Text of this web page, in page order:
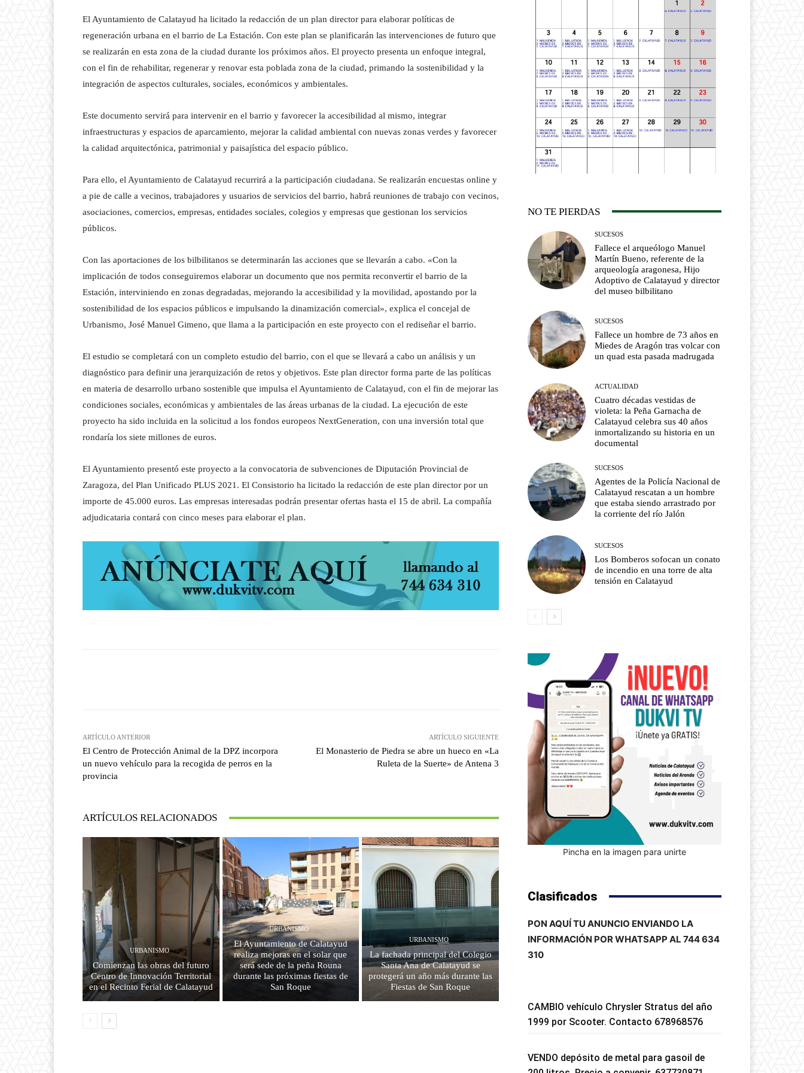
El Ayuntamiento de Calatayud ha licitado la redacción de un plan director para elaborar políticas de
regeneración urbana en el barrio de La Estación. Con este plan se planificarán las intervenciones de futuro que
se realizarán en esta zona de la ciudad durante los próximos años. El proyecto presenta un enfoque integral,
con el fin de rehabilitar, regenerar y renovar esta poblada zona de la ciudad, primando la sostenibilidad y la
integración de aspectos culturales, sociales, económicos y ambientales.
Este documento servirá para intervenir en el barrio y favorecer la accesibilidad al mismo, integrar
infraestructuras y espacios de aparcamiento, mejorar la calidad ambiental con nuevas zonas verdes y favorecer
la calidad arquitectónica, patrimonial y paisajística del espacio público.
Para ello, el Ayuntamiento de Calatayud recurrirá a la participación ciudadana. Se realizarán encuestas online y
a pie de calle a vecinos, trabajadores y usuarios de servicios del barrio, habrá reuniones de trabajo con vecinos,
asociaciones, comercios, empresas, entidades sociales, colegios y empresas que gestionan los servicios
públicos.
Con las aportaciones de los bilbilitanos se determinarán las acciones que se llevarán a cabo. «Con la
implicación de todos conseguiremos elaborar un documento que nos permita reconvertir el barrio de la
Estación, interviniendo en zonas degradadas, mejorando la accesibilidad y la movilidad, apostando por la
sostenibilidad de los espacios públicos e impulsando la dinamización comercial», explica el concejal de
Urbanismo, José Manuel Gimeno, que llama a la participación en este proyecto con el rediseñar el barrio.
El estudio se completará con un completo estudio del barrio, con el que se llevará a cabo un análisis y un
diagnóstico para definir una jerarquización de retos y objetivos. Este plan director forma parte de las políticas
en materia de desarrollo urbano sostenible que impulsa el Ayuntamiento de Calatayud, con el fin de mejorar las
condiciones sociales, económicas y ambientales de las áreas urbanas de la ciudad. La ejecución de este
proyecto ha sido incluida en la solicitud a los fondos europeos NextGeneration, con una inversión total que
rondaría los siete millones de euros.
El Ayuntamiento presentó este proyecto a la convocatoria de subvenciones de Diputación Provincial de
Zaragoza, del Plan Unificado PLUS 2021. El Consistorio ha licitado la redacción de este plan director por un
importe de 45.000 euros. Las empresas interesadas podrán presentar ofertas hasta el 15 de abril. La compañía
adjudicataria contará con cinco meses para elaborar el plan.
ARTÍCULO ANTERIOR
El Centro de Protección Animal de la DPZ incorpora
un nuevo vehículo para la recogida de perros en la
provincia
ARTÍCULO SIGUIENTE
El Monasterio de Piedra se abre un hueco en «La
Ruleta de la Suerte» de Antena 3
ARTÍCULOS RELACIONADOS
URBANISMO
Comienzan las obras del futuro
Centro de Innovación Territorial
en el Recinto Ferial de Calatayud
URBANISMO
El Ayuntamiento de Calatayud
realiza mejoras en el solar que
será sede de la peña Rouna
durante las próximas fiestas de
San Roque
URBANISMO
La fachada principal del Colegio
Santa Ana de Calatayud se
protegerá un año más durante las
Fiestas de San Roque
NO TE PIERDAS
SUCESOS
Fallece el arqueólogo Manuel
Martín Bueno, referente de la
arqueología aragonesa, Hijo
Adoptivo de Calatayud y director
del museo bilbilitano
SUCESOS
Fallece un hombre de 73 años en
Miedes de Aragón tras volcar con
un quad esta pasada madrugada
ACTUALIDAD
Cuatro décadas vestidas de
violeta: la Peña Garnacha de
Calatayud celebra sus 40 años
inmortalizando su historia en un
documental
SUCESOS
Agentes de la Policía Nacional de
Calatayud rescatan a un hombre
que estaba siendo arrastrado por
la corriente del río Jalón
SUCESOS
Los Bomberos sofocan un conato
de incendio en una torre de alta
tensión en Calatayud
Pincha en la imagen para unirte
Clasificados
PON AQUÍ TU ANUNCIO ENVIANDO LA
INFORMACIÓN POR WHATSAPP AL 744 634
310
CAMBIO vehículo Chrysler Stratus del año
1999 por Scooter. Contacto 678968576
VENDO depósito de metal para gasoil de